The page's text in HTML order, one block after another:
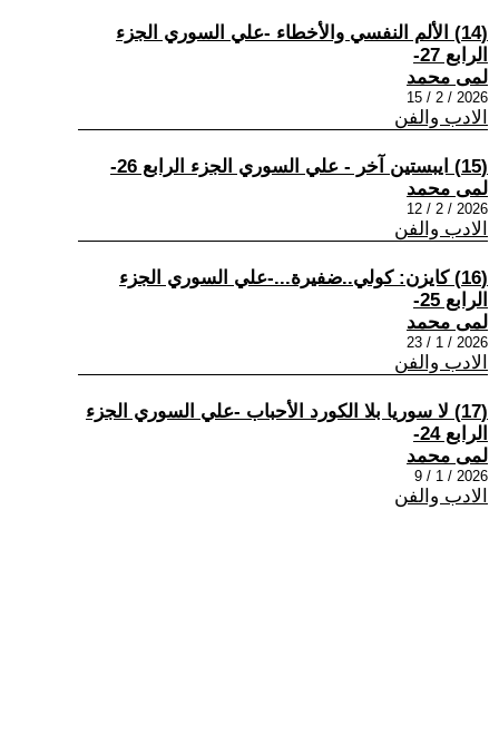
(14) الألم النفسي والأخطاء -علي السوري الجزء
الرابع 27-
لمى محمد
2026 / 2 / 15
الادب والفن
(15) ايبستين آخر - علي السوري الجزء الرابع 26-
لمى محمد
2026 / 2 / 12
الادب والفن
(16) كايزن: كولي..ضفيرة...-علي السوري الجزء
الرابع 25-
لمى محمد
2026 / 1 / 23
الادب والفن
(17) لا سوريا بلا الكورد الأحباب -علي السوري الجزء
الرابع 24-
لمى محمد
2026 / 1 / 9
الادب والفن